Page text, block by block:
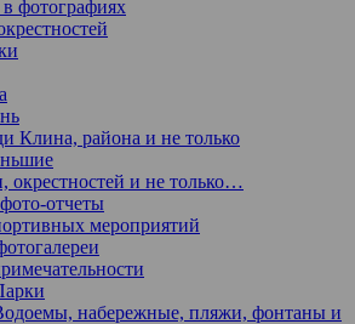
фотографиях
Клина, района и не только
окрестностей и не только…
отчеты
мероприятий
набережные, пляжи, фонтаны и